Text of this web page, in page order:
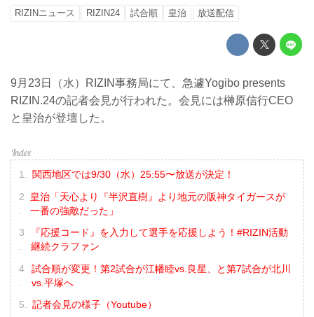
RIZINニュース RIZIN24 試合順 皇治 放送配信
9月23日（水）RIZIN事務局にて、急遽Yogibo presents
RIZIN.24の記者会見が行われた。会見には榊原信行CEO
と皇治が登壇した。
関西地区では9/30（水）25:55〜放送が決定！
皇治「天心より『半沢直樹』より地元の阪神タイガースが
一番の強敵だった」
『応援コード』を入力して選手を応援しよう！#RIZIN活動
継続クラファン
試合順が変更！第2試合が江幡睦vs.良星、と第7試合が北川
vs.平塚へ
記者会見の様子（Youtube）